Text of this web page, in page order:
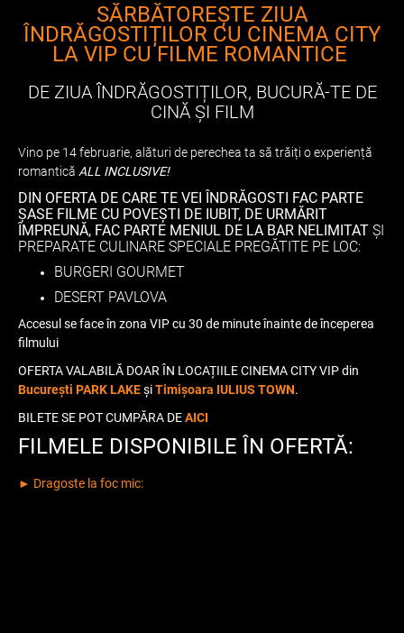
SĂRBĂTOREȘTE ZIUA
ÎNDRĂGOSTIȚILOR CU CINEMA CITY
LA VIP CU FILME ROMANTICE
DE ZIUA ÎNDRĂGOSTIȚILOR, BUCURĂ-TE DE
CINĂ ȘI FILM
Vino pe 14 februarie, alături de perechea ta să trăiți o experiență
romantică ALL INCLUSIVE!
DIN OFERTA DE CARE TE VEI ÎNDRĂGOSTI FAC PARTE
ȘASE FILME CU POVEȘTI DE IUBIT, DE URMĂRIT
ÎMPREUNĂ, FAC PARTE MENIUL DE LA BAR NELIMITAT ȘI
PREPARATE CULINARE SPECIALE PREGĂTITE PE LOC:
BURGERI GOURMET
DESERT PAVLOVA
Accesul se face în zona VIP cu 30 de minute înainte de începerea
filmului
OFERTA VALABILĂ DOAR ÎN LOCAȚIILE CINEMA CITY VIP din
București PARK LAKEșiTimișoara IULIUS TOWN.
BILETE SE POT CUMPĂRA DEAICI
FILMELE DISPONIBILE ÎN OFERTĂ:
► Dragoste la foc mic: